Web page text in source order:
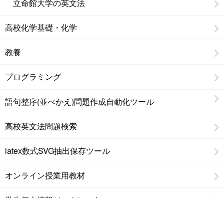
立命館大学の英文法
高校化学基礎・化学
教養
プログラミング
語句整序(並べかえ)問題作成自動化ツール
高校英文法問題検索
latex数式SVG抽出保存ツール
オンライン授業用教材